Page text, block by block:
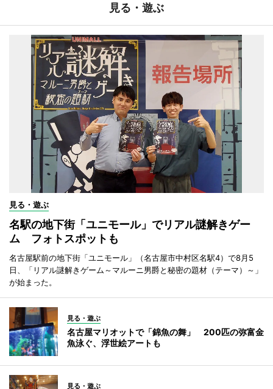
見る・遊ぶ
見る・遊ぶ
名駅の地下街「ユニモール」でリアル謎解きゲー
ム フォトスポットも
名古屋駅前の地下街「ユニモール」（名古屋市中村区名駅4）で8月5
日、「リアル謎解きゲーム～マルーニ男爵と秘密の題材（テーマ）～」
が始まった。
見る・遊ぶ
名古屋マリオットで「錦魚の舞」 200匹の弥富金
魚泳ぐ、浮世絵アートも
見る・遊ぶ